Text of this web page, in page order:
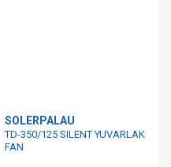
SOLERPALAU
TD-350/125 SILENT YUVARLAK
FAN